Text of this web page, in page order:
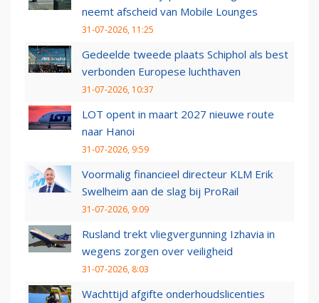
neemt afscheid van Mobile Lounges
31-07-2026, 11:25
Gedeelde tweede plaats Schiphol als best
verbonden Europese luchthaven
31-07-2026, 10:37
LOT opent in maart 2027 nieuwe route
naar Hanoi
31-07-2026, 9:59
Voormalig financieel directeur KLM Erik
Swelheim aan de slag bij ProRail
31-07-2026, 9:09
Rusland trekt vliegvergunning Izhavia in
wegens zorgen over veiligheid
31-07-2026, 8:03
Wachttijd afgifte onderhoudslicenties